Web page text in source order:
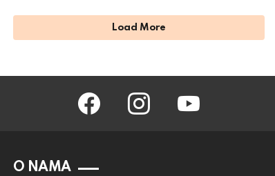
Load More
facebook instagram youtube
O NAMA